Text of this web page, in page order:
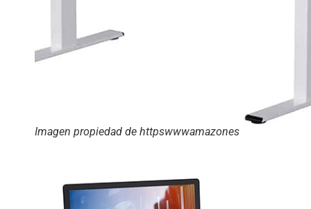
Imagen propiedad de httpswwwamazones